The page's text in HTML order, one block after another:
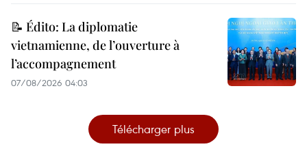
📝 Édito: La diplomatie
vietnamienne, de l’ouverture à
l’accompagnement
07/08/2026 04:03
Télécharger plus